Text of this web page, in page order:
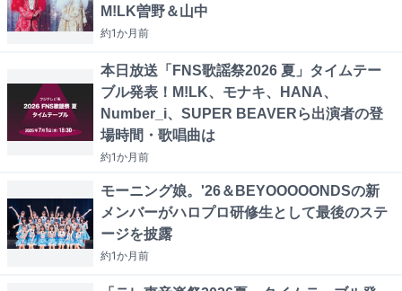
M!LK曽野＆山中
約1か月前
本日放送「FNS歌謡祭2026 夏」タイムテー
ブル発表！M!LK、モナキ、HANA、
Number_i、SUPER BEAVERら出演者の登
場時間・歌唱曲は
約1か月前
モーニング娘。'26＆BEYOOOOONDSの新
メンバーがハロプロ研修生として最後のステ
ージを披露
約1か月前